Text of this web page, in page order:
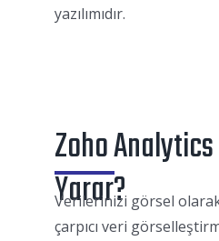
yazılımıdır.
Zoho
Yarar?
Verilerinizi görsel
çarpıcı veri